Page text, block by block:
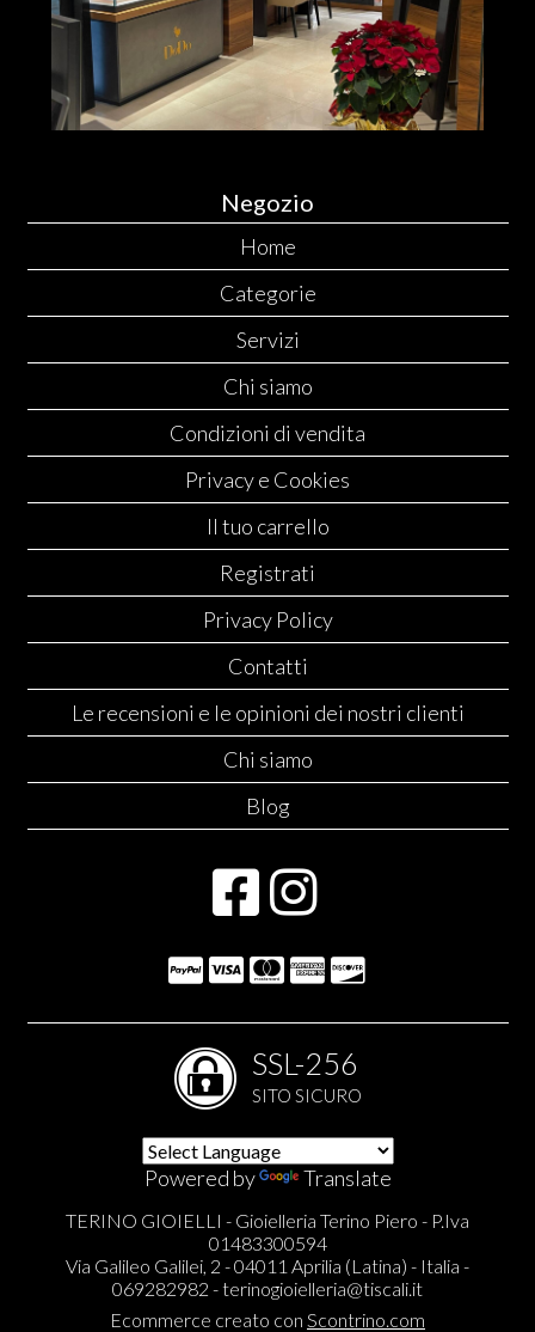
Negozio
Home
Categorie
Servizi
Chi siamo
Condizioni di vendita
Privacy e Cookies
Il tuo carrello
Registrati
Privacy Policy
Contatti
Le recensioni e le opinioni dei nostri clienti
Chi siamo
Blog
SSL-256
SITO SICURO
Powered by Translate
TERINO GIOIELLI - Gioielleria Terino Piero - P.Iva
01483300594
Via Galileo Galilei, 2 - 04011 Aprilia (Latina) - Italia -
069282982 -terinogioielleria@tiscali.it
Ecommerce creato con Scontrino.com